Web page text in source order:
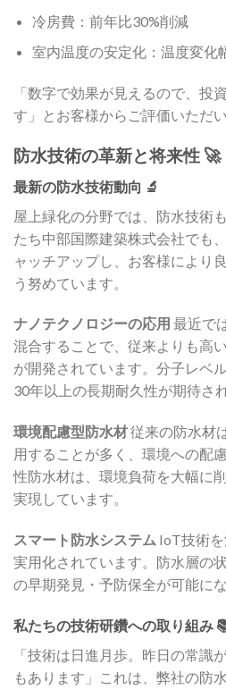
冷房費：前年比30%削減
室内温度の安定化：温度変
「数字で効果が見えるので、投
す」とお客様からご評価いただい
防水技術の革新と将来性 🚀
最新の防水技術動向 🔬
屋上緑化の分野では、防水技術
たち中部国際建築株式会社でも
ャッチアップし、お客様により
う努めています。
ナノテクノロジーの応用 最近で
混合することで、従来よりも高
が開発されています。分子レベ
30年以上の長期耐久性が期待さ
環境配慮型防水材従来の防水材
用することが多く、環境への配
性防水材は、環境負荷を大幅に
実現しています。
スマート防水システム IoT技術
実用化されています。防水層の
の早期発見・予防保全が可能にな
私たちの技術研鑽への取り組み
「技術は日進月歩。昨日の常識
もあります」これは、弊社の防